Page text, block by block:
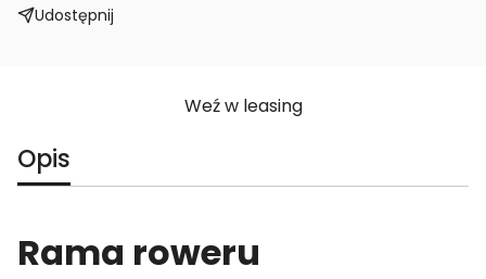
Udostępnij
Weź w leasing
Opis
Rama roweru